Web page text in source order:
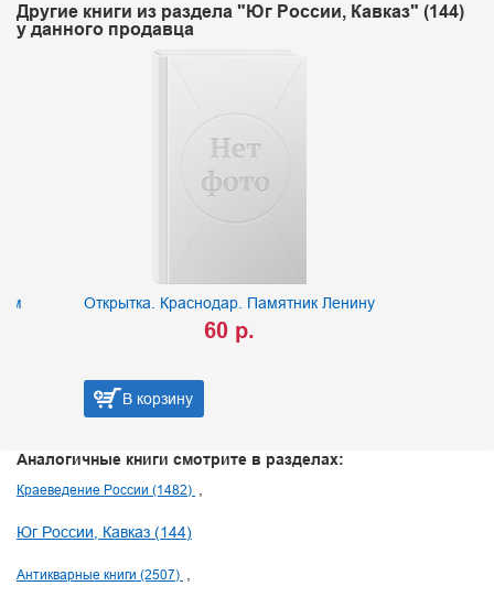
Другие книги из раздела "Юг России, Кавказ" (144)
у данного продавца
Открытка. Краснодар. Памятник Ленину
В корзину
Аналогичные книги смотрите в разделах:
Краеведение России (1482)
Юг России, Кавказ (144)
Антикварные книги (2507)